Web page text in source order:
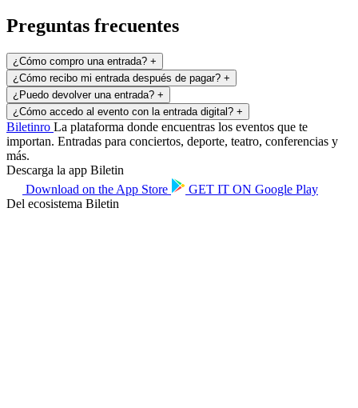
Preguntas frecuentes
¿Cómo compro una entrada? +
¿Cómo recibo mi entrada después de pagar? +
¿Puedo devolver una entrada? +
¿Cómo accedo al evento con la entrada digital? +
Biletinro La plataforma donde encuentras los eventos que te
importan. Entradas para conciertos, deporte, teatro, conferencias y
más.
Descarga la app Biletin
Download on the App Store GET IT ON Google Play
Del ecosistema Biletin